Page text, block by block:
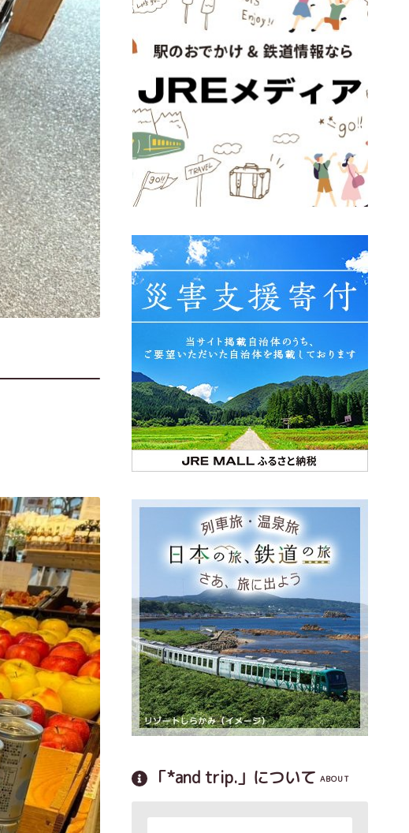
「*and trip.」について ABOUT